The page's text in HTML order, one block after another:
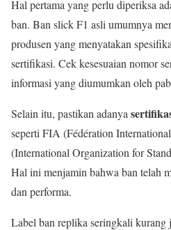
Hal pertama yang perlu diperiksa
ban. Ban slick F1 asli umumnya
produsen yang menyatakan
sertifikasi. Cek kesesuaian nomor
informasi yang diumumkan oleh
Selain itu, pastikan adanya
seperti FIA (Fédération
(International Organization for
Hal ini menjamin bahwa ban telah
dan performa.
Label ban replika seringkali kurang